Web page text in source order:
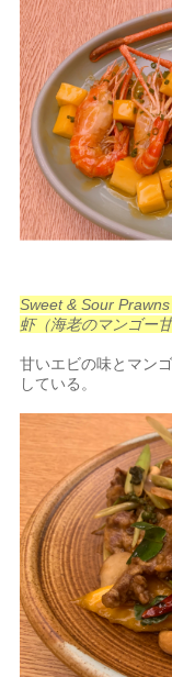
Sweet & Sour
虾（海老のマンゴー
甘いエビの味とマン
している。